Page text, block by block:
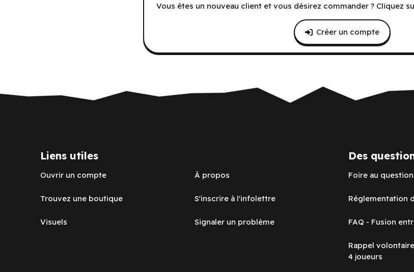
Vous êtes un nouveau client et vous désirez commander ? Cliquez
Créer un compte
Liens utiles
Ouvrir un compte
Trouvez une boutique
Visuels
À propos
S'inscrire à l'infolettre
Signaler un problème
Des
Foire au
Réglementation
FAQ - Fusion
Rappel
4 joueurs